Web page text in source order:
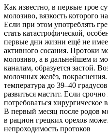
Как известно, в первые трое
молозиво, вязкость которого
Если при этом употреблять
стать катастрофической,
первые дни жизни ещё не
активного сосания. Протоки
молозиво, а в дальнейшем и
каналам, образуется застой.
молочных желёз,
температура до 39–40
развиться мастит. Если
потребоваться хирургическое
В первый месяц после родов
в рацион грецких орехов
непроходимость протоков